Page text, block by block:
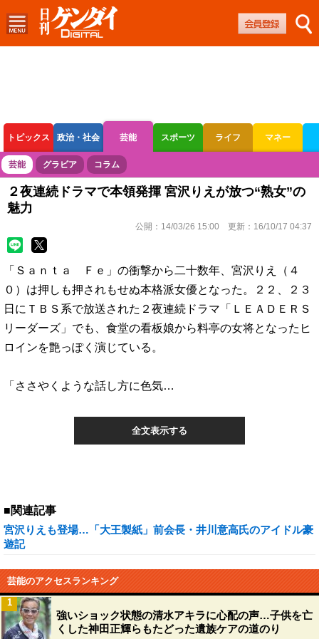
トピックス 政治・社会 芸能 スポーツ ライフ マネー
ボートレース 競輪 オートレース
芸能 グラビア コラム
２夜連続ドラマで本領発揮 宮沢りえが放つ“熟女”の
魅力
公開： 14/03/26 15:00 更新： 16/10/17 04:37
「Ｓａｎｔａ Ｆｅ」の衝撃から二十数年、宮沢りえ（４
０）は押しも押されもせぬ本格派女優となった。２２、２３
日にＴＢＳ系で放送された２夜連続ドラマ「ＬＥＡＤＥＲＳ
リーダーズ」でも、食堂の看板娘から料亭の女将となったヒ
ロインを艶っぽく演じている。
「ささやくような話し方に色気…
全文表示する
■関連記事
宮沢りえも登場…「大王製紙」前会長・井川意高氏のアイドル豪
遊記
芸能のアクセスランキング
強いショック状態の清水アキラに心配の声…子供を亡
くした神田正輝らもたどった遺族ケアの道のり
1